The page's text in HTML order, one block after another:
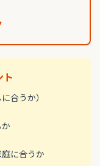
ト
合うか）
に合うか